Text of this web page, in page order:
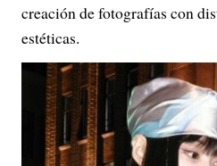
creación de fotografías con
estéticas.